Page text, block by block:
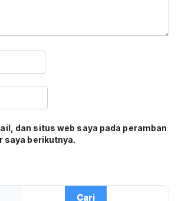
dan situs web saya pada peramban
saya berikutnya.